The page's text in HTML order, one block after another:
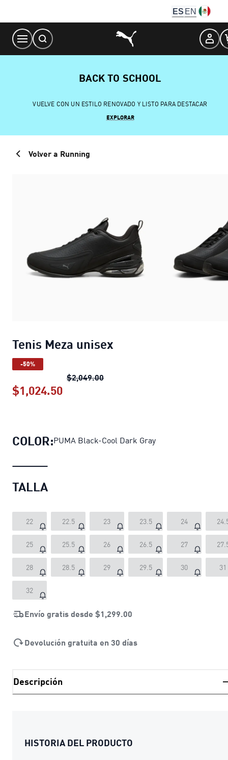
Content
ES EN
BACK TO SCHOOL
VUELVE CON UN ESTILO RENOVADO Y LISTO PARA DESTACAR
EXPLORAR
Volver a Running
Tenis Meza unisex
-50%
$2,049.00Tenis Meza unisex
$1,024.50
COLOR:PUMA Black-Cool Dark Gray
TALLA
22 22.5 23 23.5 24
25 25.5 26 26.5 27
28 28.5 29 29.5 30 31
32
Envío gratis desde $1,299.00
Devolución gratuita en 30 días
Descripción
HISTORIA DEL PRODUCTO